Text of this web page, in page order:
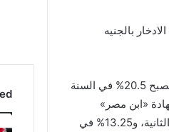
بالجنيه
وأوضح البنك أنه تم خفض العائد على شهادة «ابن مصر» الثلاثية المتناقصة ذات العائد الشهري ليصبح 20.5% في السنة
جديدة لشهادة «ابن مصر»
الثلاثية المتناقصة بعائد سنوي متناقص، يصرف بواقع 22% في السنة الأولى، و17.5% في السنة الثانية، و13.25% في